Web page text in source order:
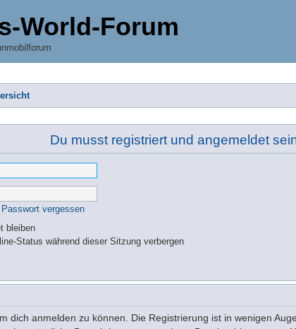
World-Forum
Du musst registriert und angemeldet
Passwort vergessen
bleiben
Status während dieser Sitzung verbergen
dich anmelden zu können. Die Registrierung ist in wenigen